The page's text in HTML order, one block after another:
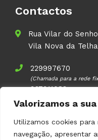
Valorizamos a
Utilizamos cookies para
navegação, apresentar
Contactos
Rua Vilar do
Vila Nova da Telha
229997670
(Chamada para a rede
937911083
(Chamada para a rede
geral@volupal.pt